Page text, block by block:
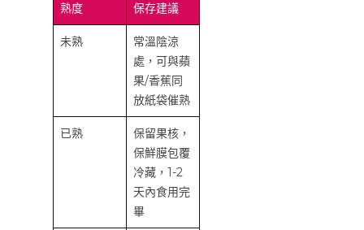
熟度 保存建議
未熟
常溫陰涼
處，可與蘋
果/香蕉同
放紙袋催熟
已熟
保留果核，
保鮮膜包覆
冷藏，1-2
天內食用完
畢